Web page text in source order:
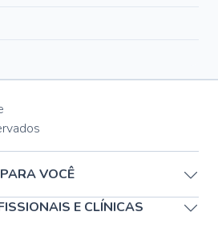
PARA VOCÊ
E CLÍNICAS